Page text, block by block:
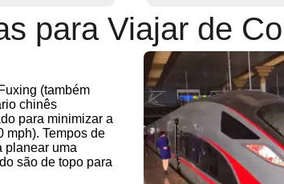
para Viajar de
(também
chinês
para minimizar a
mph). Tempos de
planear uma
são de topo para